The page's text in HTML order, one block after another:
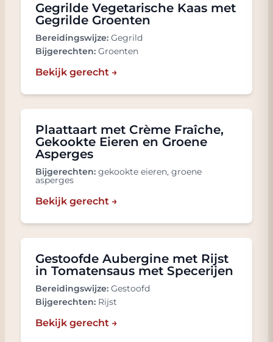
Gegrilde Vegetarische Kaas met
Gegrilde Groenten
Bereidingswijze: Gegrild
Bijgerechten: Groenten
Bekijk gerecht →
Plaattaart met Crème Fraîche,
Gekookte Eieren en Groene
Asperges
Bijgerechten: gekookte eieren, groene
asperges
Bekijk gerecht →
Gestoofde Aubergine met Rijst
in Tomatensaus met Specerijen
Bereidingswijze: Gestoofd
Bijgerechten: Rijst
Bekijk gerecht →